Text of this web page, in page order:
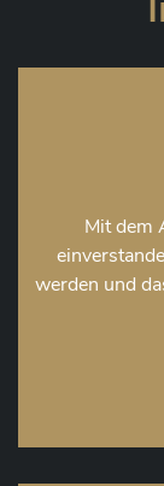
Mit dem
werden und